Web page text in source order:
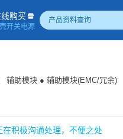
购买
开关电源
辅助模块 ● 辅助模块(EMC/冗余)
积极沟通处理，不便之处